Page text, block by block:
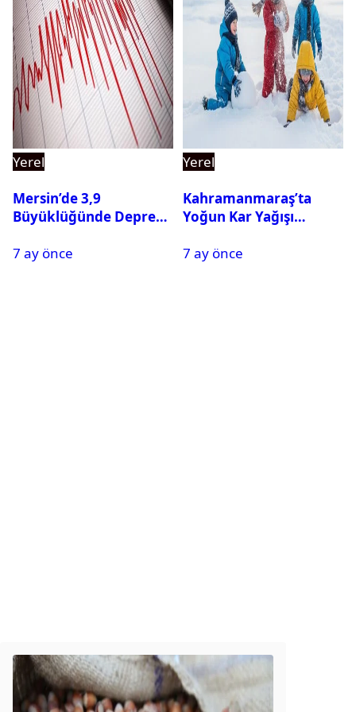
Yerel
Mersin’de 3,9
Büyüklüğünde Deprem
7 ay önce
Yerel
Kahramanmaraş’ta
Yoğun Kar Yağışı
Tatil
7 ay önce